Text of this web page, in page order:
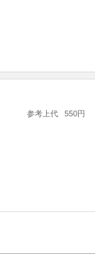
参考上代 550円